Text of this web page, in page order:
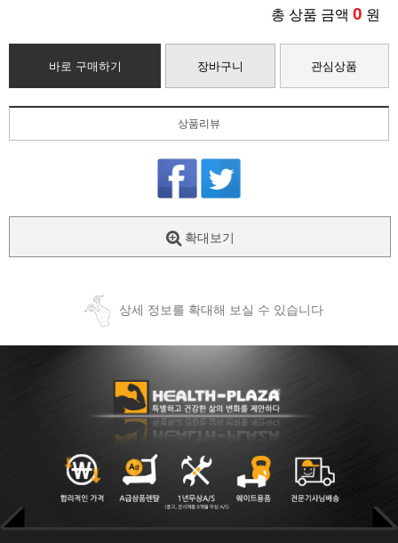
총 상품 금액 0 원
바로 구매하기 장바구니 관심상품
상품리뷰
확대보기
상세 정보를 확대해 보실 수 있습니다